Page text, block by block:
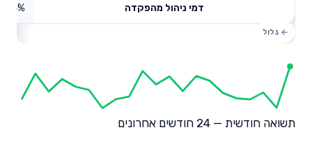
דמי ניהול מהפקדה
תשואה חודשית — 24 חודשים אחרונים